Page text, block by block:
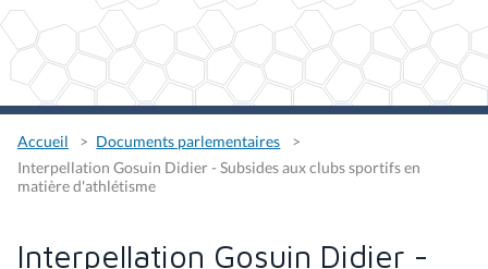
Accueil
Documents parlementaires
Interpellation Gosuin Didier - Subsides aux clubs sportifs en
matière d'athlétisme
Interpellation Gosuin Didier -